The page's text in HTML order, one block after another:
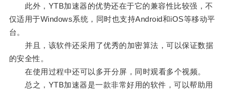
此外，YTB加速器的优势还在于它的兼容性比较强，不
仅适用于Windows系统，同时也支持Android和iOS等移动平
台。
并且，该软件还采用了优秀的加密算法，可以保证数据
的安全性。
在使用过程中还可以多开分屏，同时观看多个视频。
总之，YTB加速器是一款非常好用的软件，可以帮助用